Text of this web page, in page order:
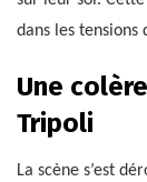
dans les tensions
Une
Tripoli
La scène s’est